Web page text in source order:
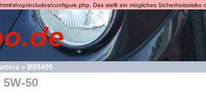
shop/includes/configure.php. Das stellt ein mögliches
» B05405
5W-50